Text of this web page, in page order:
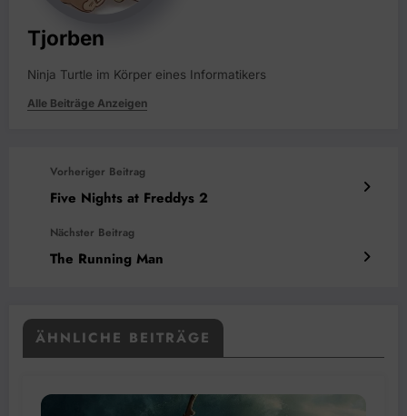
Tjorben
Ninja Turtle im Körper eines Informatikers
Alle Beiträge Anzeigen
Vorheriger Beitrag
Five Nights at Freddys 2
Nächster Beitrag
The Running Man
ÄHNLICHE BEITRÄGE